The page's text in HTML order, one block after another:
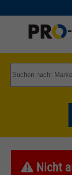
Nicht